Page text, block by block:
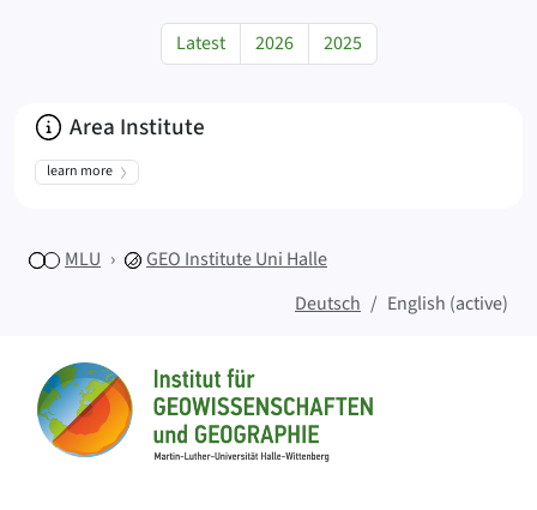
Latest 2026 2025
About
Area Institute
learn more
MLU GEO Institute Uni Halle
Deutsch
English (active)
Home